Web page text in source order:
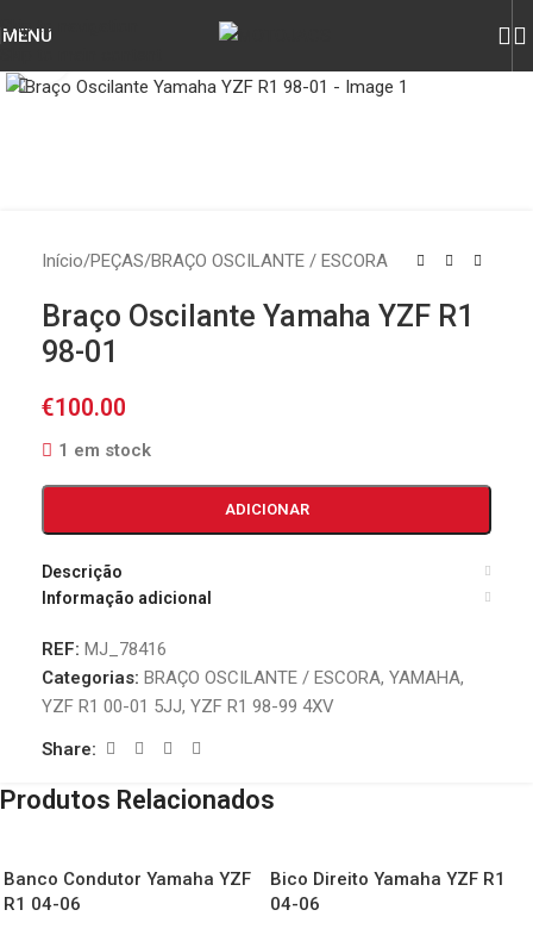
Skip to navigation
MENU
Início/PEÇAS/BRAÇO OSCILANTE / ESCORA
Braço Oscilante Yamaha YZF R1
98-01
€100.00
1 em stock
ADICIONAR
Descrição
Informação adicional
REF: MJ_78416
Categorias: BRAÇO OSCILANTE / ESCORA, YAMAHA,
YZF R1 00-01 5JJ, YZF R1 98-99 4XV
Share:
Produtos Relacionados
Banco Condutor Yamaha YZF
R1 04-06
Bico Direito Yamaha YZF R1
04-06